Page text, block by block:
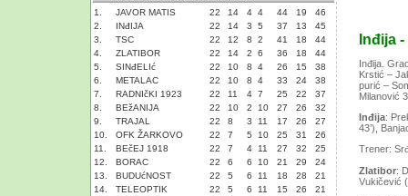
1. JAVOR MATIS 22 14 4 4 44 19
46
2.
INđIJA 22 14 3 5 37 13
45
3.
TSC 22 12 8 2 41 18
44
4.
ZLATIBOR 22 14 2 6 36 18
44
5.
SINđELIć 22 10 8 4 26 15
38
6.
METALAC 22 10 8 4 33 24
38
7.
RADNIčKI 1923 22 11 4 7 25 22
37
8.
BEžANIJA 22 10 2 10 27 26
32
9.
TRAJAL 22 8 3 11 17 26
27
10.
OFK ŽARKOVO 22 7 5 10 25 31
26
11.
BEčEJ 1918 22 7 4 11 27 32
25
12.
BORAC 22 6 6 10 21 29
24
13.
BUDUćNOST 22 5 6 11 18 28
21
14.
TELEOPTIK 22 5 6 11 15 26
21
Inđija
Inđija.
Krstić –
purić –
Milanović
Inđija:
43’),
Trener:
Zlatibor:
Vukičević